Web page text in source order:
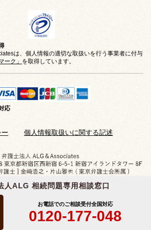
人ALG 相続問題専用相談窓口
お電話でのご相談受付全国対応
0120-177-048
は、個人情報の適切な取扱いを行う事業者に付与
ーク」 を取得しています。
応
個人情報取扱いに関する記述
© 2019-2026 相続問題のご相談なら
ALG&Associates All Rights Reserved.